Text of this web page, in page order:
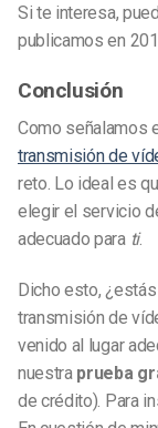
Si te interesa,
publicamos en
Conclusión
Como señalamos
transmisión de
reto. Lo ideal es
elegir el servicio
adecuado para ti.
Dicho esto,
transmisión de
venido al lugar
nuestra prueba
de crédito). Para